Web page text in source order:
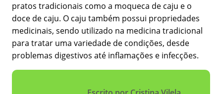
pratos tradicionais como a moqueca de caju e o
doce de caju. O caju também possui propriedades
medicinais, sendo utilizado na medicina tradicional
para tratar uma variedade de condições, desde
problemas digestivos até inflamações e infecções.